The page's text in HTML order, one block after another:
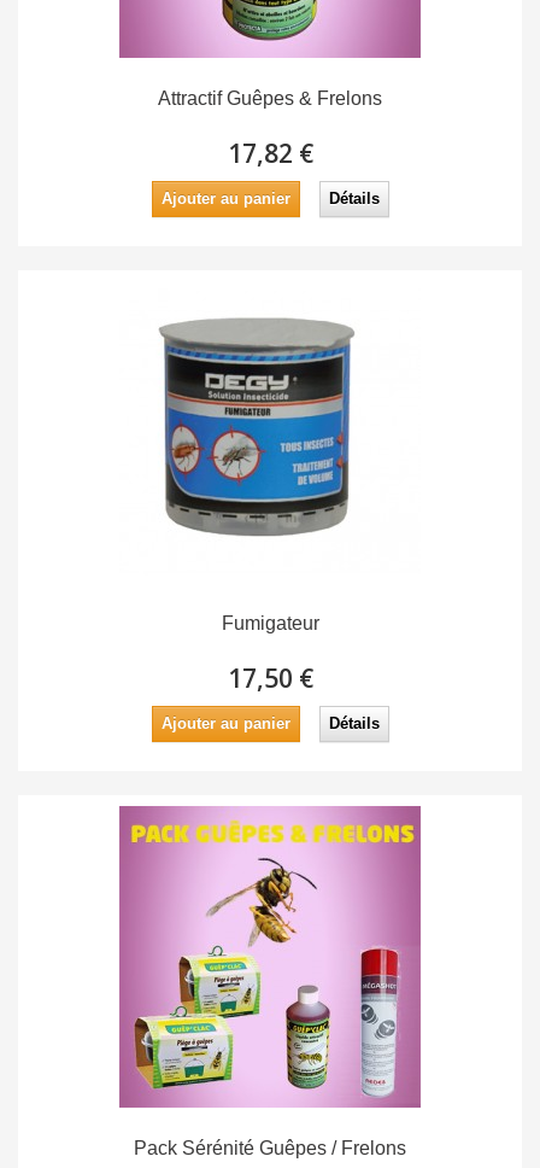
Attractif Guêpes & Frelons
17,82 €
Ajouter au panier Détails
Fumigateur
17,50 €
Ajouter au panier Détails
Pack Sérénité Guêpes / Frelons